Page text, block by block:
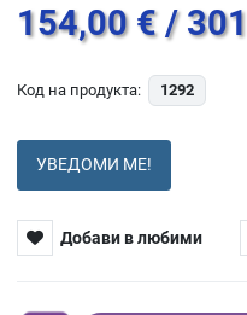
154,00 € /
Код на продукта: 1292
УВЕДОМИ МЕ!
Добави в любими